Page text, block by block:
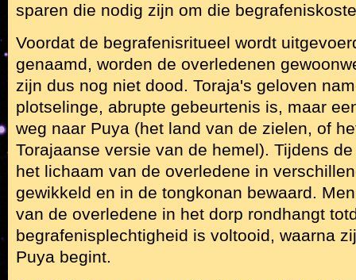
sparen die nodig zijn om die
Voordat de begrafenisritueel wordt
genaamd, worden de overledenen
zijn dus nog niet dood. Toraja's geloven
plotselinge, abrupte gebeurtenis is, maar
weg naar Puya (het land van de zielen, of
Torajaanse versie van de hemel). Tijdens
het lichaam van de overledene in
gewikkeld en in de tongkonan bewaard.
van de overledene in het dorp rondhangt
begrafenisplechtigheid is voltooid, waarna
Puya begint.